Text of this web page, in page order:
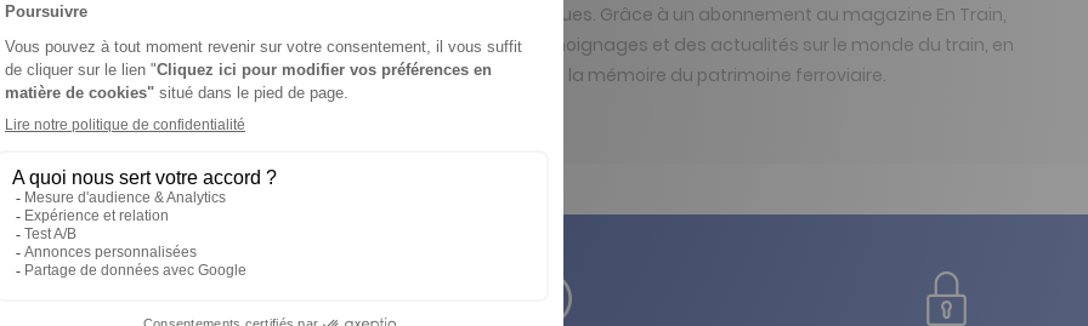
collectionneurs, modélistes, historiens et voyageurs nostalgiques. Grâce à un abonnement au magazine En Train,
Découvrez chaque mois des dossiers illustrés, des témoignages et des actualités sur le monde du train, en
En Train : la revue qui unit la passion du voyage, la technique et la mémoire du patrimoine ferroviaire.